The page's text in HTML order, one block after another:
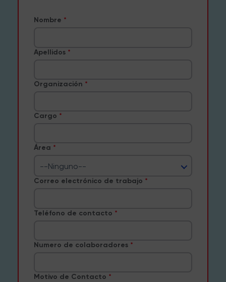
Nombre
Apellidos
Organización
Cargo
Área
--Ninguno--
Correo electrónico de trabajo
Teléfono de contacto
Numero de colaboradores
Motivo de Contacto